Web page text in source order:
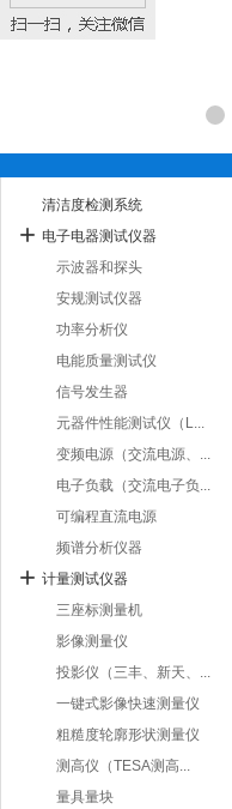
清洁度检测系统
电子电器测试仪器
示波器和探头
安规测试仪器
功率分析仪
电能质量测试仪
信号发生器
元器件性能测试仪（L...
变频电源（交流电源、...
电子负载（交流电子负...
可编程直流电源
频谱分析仪器
计量测试仪器
三座标测量机
影像测量仪
投影仪（三丰、新天、...
一键式影像快速测量仪
粗糙度轮廓形状测量仪
测高仪（TESA测高...
量具量块